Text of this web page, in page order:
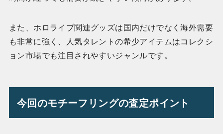
また、ホロライブ関連グッズは国内だけでなく海外需要
も非常に強く、人気タレントの希少アイテムはコレクシ
ョン市場でも注目されやすいジャンルです。
今回のモチーフリングの査定ポイント